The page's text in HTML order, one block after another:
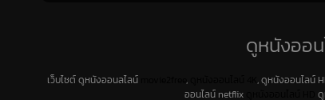
ดูหนังออ
เว็บไซต์ ดูหนังออนลไลน์ ,
, ดูหนังออนไลน์
ออนไลน์ netflix